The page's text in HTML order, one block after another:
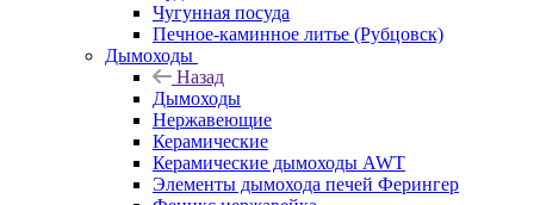
Чугунная посуда
Печное-каминное литье (Рубцовск)
Дымоходы
Назад
Дымоходы
Нержавеющие
Керамические
Керамические дымоходы AWT
Элементы дымохода печей Ферингер